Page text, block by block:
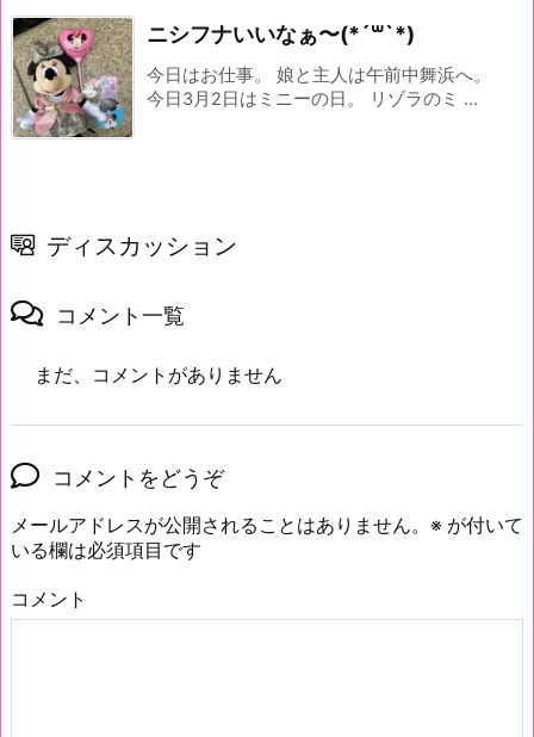
ニシフナいいなぁ〜(*´꒳`*)
今日はお仕事。 娘と主人は午前中舞浜へ。
今日3月2日はミニーの日。 リゾラのミ ...
ディスカッション
コメント一覧
まだ、コメントがありません
コメントをどうぞ
メールアドレスが公開されることはありません。 ※ が付いて
いる欄は必須項目です
コメント